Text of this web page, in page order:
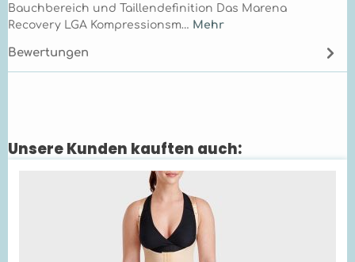
Bauchbereich und Taillendefinition Das Marena
Recovery LGA Kompressionsm… Mehr
Bewertungen
Produktgalerie überspringen
Unsere Kunden kauften auch: